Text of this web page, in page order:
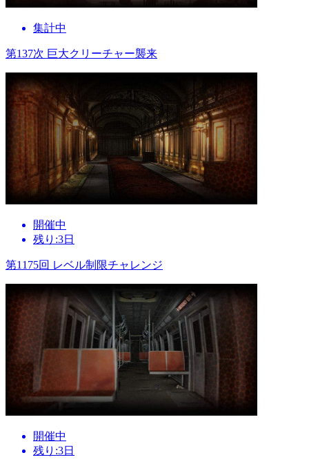
集計中
第137次 巨大クリーチャー襲来
開催中
残り:3日
第1175回 レベル制限チャレンジ
開催中
残り:3日